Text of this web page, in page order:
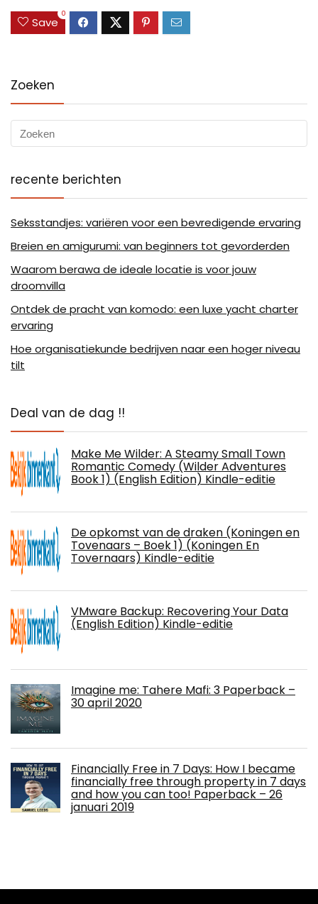
Save
0
Zoeken
recente berichten
Seksstandjes: variëren voor een bevredigende ervaring
Breien en amigurumi: van beginners tot gevorderden
Waarom berawa de ideale locatie is voor jouw
droomvilla
Ontdek de pracht van komodo: een luxe yacht charter
ervaring
Hoe organisatiekunde bedrijven naar een hoger niveau
tilt
Deal van de dag !!
Make Me Wilder: A Steamy Small Town
Romantic Comedy (Wilder Adventures
Book 1) (English Edition) Kindle-editie
De opkomst van de draken (Koningen en
Tovenaars – Boek 1) (Koningen En
Tovernaars) Kindle-editie
VMware Backup: Recovering Your Data
(English Edition) Kindle-editie
Imagine me: Tahere Mafi: 3 Paperback –
30 april 2020
Financially Free in 7 Days: How I became
financially free through property in 7 days
and how you can too! Paperback – 26
januari 2019